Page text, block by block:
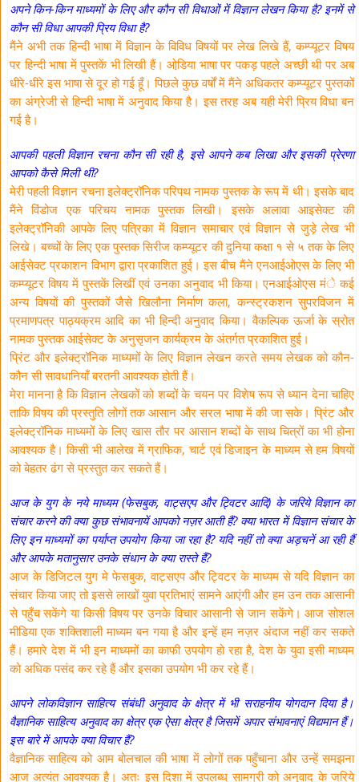
अपने किन-किन माध्यमों के लिए और कौन सी विधाओं में विज्ञान लेखन किया है? इनमें से
कौन सी विधा आपकी प्रिय विधा है?
मैंने अभी तक हिन्दी भाषा में विज्ञान के विविध विषयों पर लेख लिखे हैं, कम्प्यूटर विषय
पर हिन्दी भाषा में पुस्तकें भी लिखी हैं। ओडि़या भाषा पर पकड़ पहले अच्छी थी पर अब
धीरे-धीरे इस भाषा से दूर हो गई हूँ। पिछले कुछ वर्षों में मैंने अधिकतर कम्प्यूटर पुस्तकों
का अंग्रेजी से हिन्दी भाषा में अनुवाद किया है। इस तरह अब यही मेरी प्रिय विधा बन
गई है।
आपकी पहली विज्ञान रचना कौन सी रही है, इसे आपने कब लिखा और इसकी प्रेरणा
आपको कैसे मिली थी?
मेरी पहली विज्ञान रचना इलेक्ट्रॉनिक परिपथ नामक पुस्तक के रूप में थी। इसके बाद
मैंने विंडोज एक परिचय नामक पुस्तक लिखी। इसके अलावा आइसेक्ट की
इलेक्ट्रॉनिकी आपके लिए पत्रिका में विज्ञान समाचार एवं विज्ञान से जुड़े लेख भी
लिखे। बच्चों के लिए एक पुस्तक सिरीज कम्प्यूटर की दुनिया कक्षा १ से ५ तक के लिए
आईसेक्ट प्रकाशन विभाग द्वारा प्रकाशित हुई। इस बीच मैंने एनआईओएस के लिए भी
कम्प्यूटर विषय में पुस्तकें लिखीं एवं उनका अनुवाद भी किया। एनआईओएस मंे कई
अन्य विषयों की पुस्तकों जैसे खिलौना निर्माण कला, कन्स्ट्रकशन सुपरविजन में
प्रमाणपत्र पाठ्यक्रम आदि का भी हिन्दी अनुवाद किया। वैकल्पिक ऊर्जा के स्रोत
नामक पुस्तक आईसेक्ट के अनुसृजन कार्यक्रम के अंतर्गत प्रकाशित हुई।
प्रिंट और इलेक्ट्रॉनिक माध्यमों के लिए विज्ञान लेखन करते समय लेखक को कौन-
कौन सी सावधानियाँ बरतनी आवश्यक होती हैं।
मेरा मानना है कि विज्ञान लेखकों को शब्दों के चयन पर विशेष रूप से ध्यान देना चाहिए
ताकि विषय की प्रस्तुति लोगों तक आसान और सरल भाषा में की जा सके। प्रिंट और
इलेक्ट्रॉनिक माध्यमों के लिए खास तौर पर आसान शब्दों के साथ चित्रों का भी होना
आवश्यक है। किसी भी आलेख में ग्राफिक, चार्ट एवं डिजाइन के माध्यम से हम विषयों
को बेहतर ढंग से प्रस्तुत कर सकते हैं।
आज के युग के नये माध्यम (फेसबुक, वाट्सएप और ट्विटर आदि) के जरिये विज्ञान का
संचार करने की क्या कुछ संभावनायें आपको नज़र आती हैं? क्या भारत में विज्ञान संचार के
लिए इन माध्यमों का पर्याप्त उपयोग किया जा रहा है? यदि नहीं तो क्या अड़चनें आ रही हैं
और आपके मतानुसार उनके संधान के क्या रास्ते हैं?
आज के डिजिटल युग मे फेसबुक, वाट्सएप और ट्विटर के माध्यम से यदि विज्ञान का
संचार किया जाए तो इससे लाखों युवा प्रतिभाएं सामने आएंगी और हम उन तक आसानी
से पहुँच सकेंगे या किसी विषय पर उनके विचार आसानी से जान सकेंगे। आज सोशल
मीडिया एक शक्तिशाली माध्यम बन गया है और इन्हें हम नज़र अंदाज नहीं कर सकते
हैं। हमारे देश में भी इन माध्यमों का काफी उपयोग हो रहा है, देश के युवा इसी माध्यम
को अधिक पसंद कर रहे हैं और इसका उपयोग भी कर रहे हैं।
आपने लोकविज्ञान साहित्य संबंधी अनुवाद के क्षेत्र में भी सराहनीय योगदान दिया है।
वैज्ञानिक साहित्य अनुवाद का क्षेत्र एक ऐसा क्षेत्र है जिसमें अपार संभावनाएं विद्यमान हैं।
इस बारे में आपके क्या विचार हैं?
वैज्ञानिक साहित्य को आम बोलचाल की भाषा में लोगों तक पहुँचाना और उन्हें समझना
आज अत्यंत आवश्यक है। अतः इस दिशा में उपलब्ध सामग्री को अनुवाद के जरिये